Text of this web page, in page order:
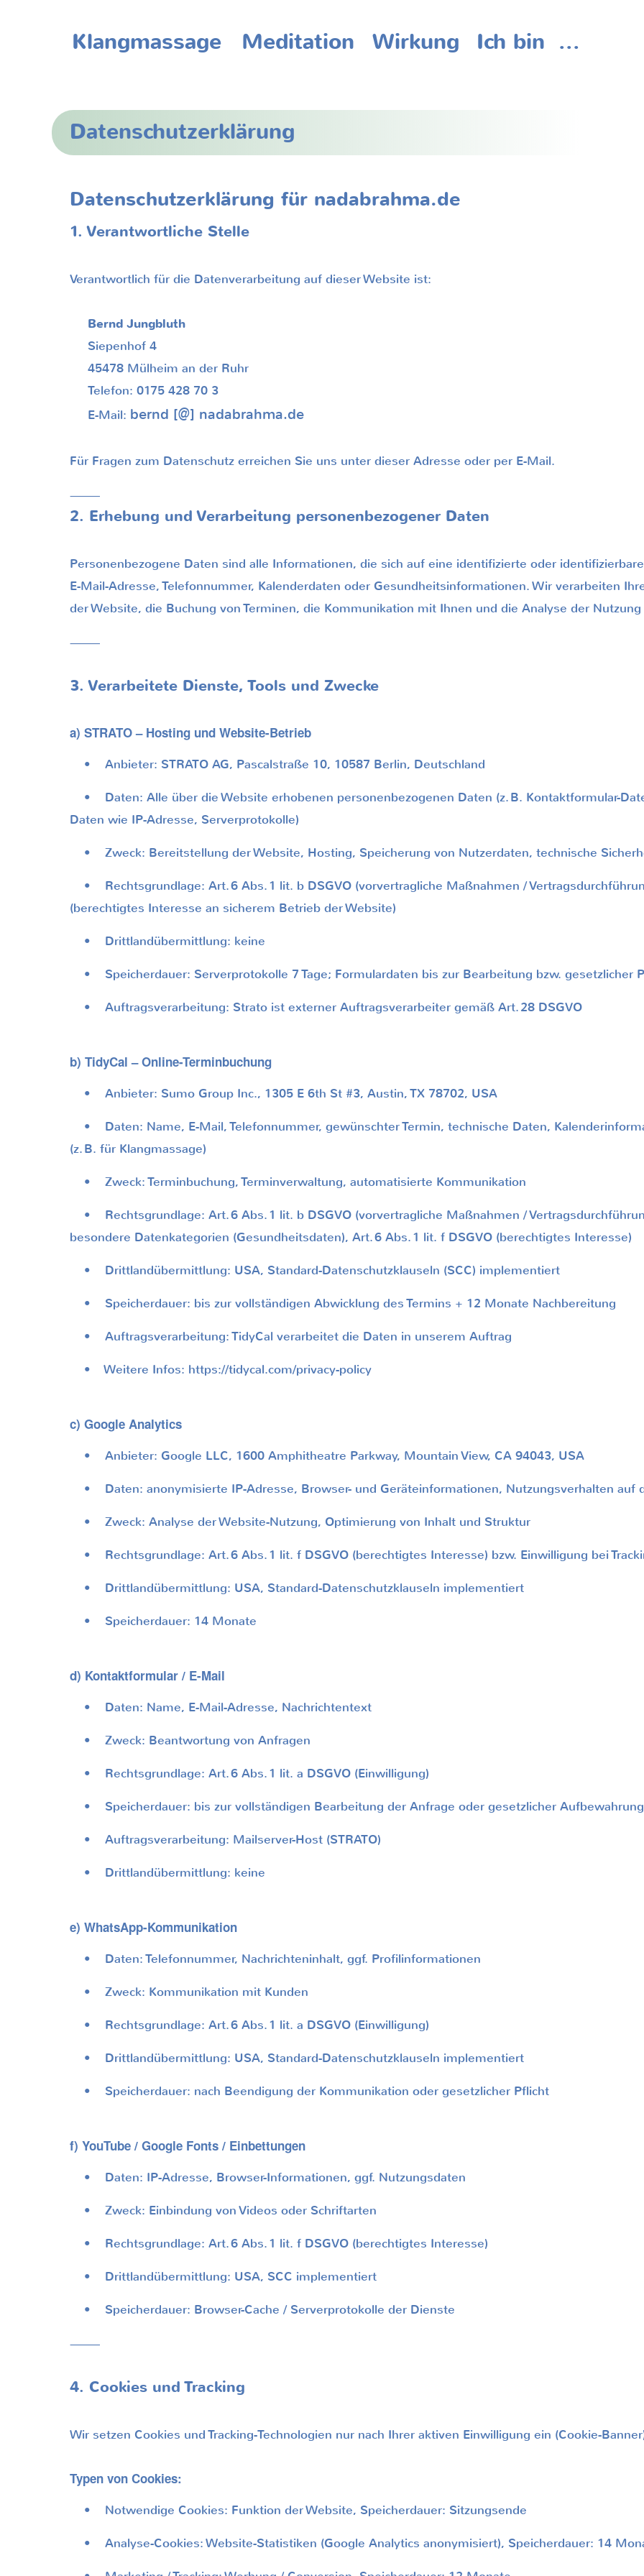
Klangmassage Meditation Wirkung Ich bin ...
Datenschutzerklärung
Datenschutzerklärung für nadabrahma.de
1. Verantwortliche Stelle
Verantwortlich für die Datenverarbeitung auf dieser Website ist:
Bernd Jungbluth
Siepenhof 4
45478 Mülheim an der Ruhr
Telefon: 0175 428 70 3
E-Mail: bernd [@] nadabrahma.de
Für Fragen zum Datenschutz erreichen Sie uns unter dieser Adresse oder per E-Mail.
⸻
2. Erhebung und Verarbeitung personenbezogener Daten
Personenbezogene Daten sind alle Informationen, die sich auf eine identifizierte oder
E-Mail-Adresse, Telefonnummer, Kalenderdaten oder Gesundheitsinformationen. Wir verarbeiten
der Website, die Buchung von Terminen, die Kommunikation mit Ihnen und die Analyse der
⸻
3. Verarbeitete Dienste, Tools und Zwecke
a) STRATO – Hosting und Website-Betrieb
• Anbieter: STRATO AG, Pascalstraße 10, 10587 Berlin, Deutschland
• Daten: Alle über die Website erhobenen personenbezogenen Daten (z.B. Kontaktformular-
Daten wie IP-Adresse, Serverprotokolle)
• Zweck: Bereitstellung der Website, Hosting, Speicherung von Nutzerdaten, technische
• Rechtsgrundlage: Art.6 Abs.1 lit. b DSGVO (vorvertragliche Maßnahmen /
(berechtigtes Interesse an sicherem Betrieb der Website)
• Drittlandübermittlung: keine
• Speicherdauer: Serverprotokolle 7 Tage; Formulardaten bis zur Bearbeitung bzw. gesetzlicher
• Auftragsverarbeitung: Strato ist externer Auftragsverarbeiter gemäß Art.28 DSGVO
b) TidyCal – Online-Terminbuchung
• Anbieter: Sumo Group Inc., 1305 E 6th St #3, Austin, TX 78702, USA
• Daten: Name, E-Mail, Telefonnummer, gewünschter Termin, technische Daten,
(z.B. für Klangmassage)
• Zweck: Terminbuchung, Terminverwaltung, automatisierte Kommunikation
• Rechtsgrundlage: Art.6 Abs.1 lit. b DSGVO (vorvertragliche Maßnahmen /
besondere Datenkategorien (Gesundheitsdaten), Art.6 Abs.1 lit. f DSGVO (berechtigtes Interesse)
• Drittlandübermittlung: USA, Standard-Datenschutzklauseln (SCC) implementiert
• Speicherdauer: bis zur vollständigen Abwicklung des Termins + 12 Monate Nachbereitung
• Auftragsverarbeitung: TidyCal verarbeitet die Daten in unserem Auftrag
• Weitere Infos: https://tidycal.com/privacy-policy
c) Google Analytics
• Anbieter: Google LLC, 1600 Amphitheatre Parkway, Mountain View, CA 94043, USA
• Daten: anonymisierte IP-Adresse, Browser- und Geräteinformationen, Nutzungsverhalten auf
• Zweck: Analyse der Website-Nutzung, Optimierung von Inhalt und Struktur
• Rechtsgrundlage: Art.6 Abs.1 lit. f DSGVO (berechtigtes Interesse) bzw. Einwilligung bei
• Drittlandübermittlung: USA, Standard-Datenschutzklauseln implementiert
• Speicherdauer: 14 Monate
d) Kontaktformular / E-Mail
• Daten: Name, E-Mail-Adresse, Nachrichtentext
• Zweck: Beantwortung von Anfragen
• Rechtsgrundlage: Art.6 Abs.1 lit. a DSGVO (Einwilligung)
• Speicherdauer: bis zur vollständigen Bearbeitung der Anfrage oder gesetzlicher
• Auftragsverarbeitung: Mailserver-Host (STRATO)
• Drittlandübermittlung: keine
e) WhatsApp-Kommunikation
• Daten: Telefonnummer, Nachrichteninhalt, ggf. Profilinformationen
• Zweck: Kommunikation mit Kunden
• Rechtsgrundlage: Art.6 Abs.1 lit. a DSGVO (Einwilligung)
• Drittlandübermittlung: USA, Standard-Datenschutzklauseln implementiert
• Speicherdauer: nach Beendigung der Kommunikation oder gesetzlicher Pflicht
f) YouTube / Google Fonts / Einbettungen
• Daten: IP-Adresse, Browser-Informationen, ggf. Nutzungsdaten
• Zweck: Einbindung von Videos oder Schriftarten
• Rechtsgrundlage: Art.6 Abs.1 lit. f DSGVO (berechtigtes Interesse)
• Drittlandübermittlung: USA, SCC implementiert
• Speicherdauer: Browser-Cache / Serverprotokolle der Dienste
⸻
4. Cookies und Tracking
Wir setzen Cookies und Tracking-Technologien nur nach Ihrer aktiven Einwilligung ein (Cookie-
Typen von Cookies:
• Notwendige Cookies: Funktion der Website, Speicherdauer: Sitzungsende
• Analyse-Cookies: Website-Statistiken (Google Analytics anonymisiert), Speicherdauer: 14